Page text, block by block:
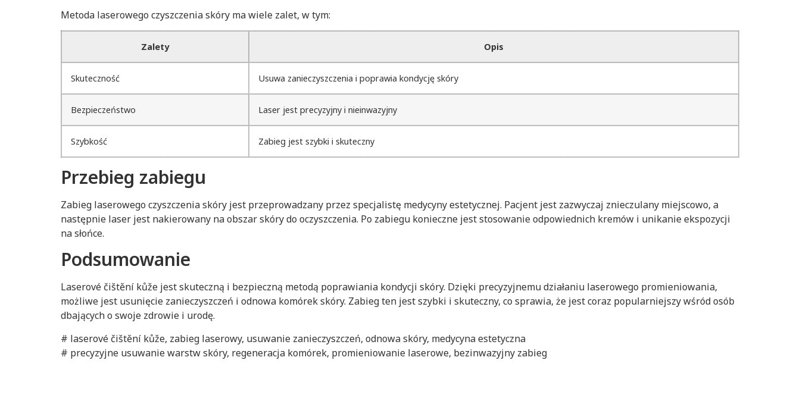
Metoda laserowego czyszczenia skóry ma wiele zalet, w tym:
Zalety Opis
Skuteczność Usuwa zanieczyszczenia i poprawia kondycję skóry
Bezpieczeństwo Laser jest precyzyjny i nieinwazyjny
Szybkość Zabieg jest szybki i skuteczny
Przebieg zabiegu
Zabieg laserowego czyszczenia skóry jest przeprowadzany przez specjalistę medycyny estetycznej. Pacjent jest zazwyczaj znieczulany miejscowo, a
następnie laser jest nakierowany na obszar skóry do oczyszczenia. Po zabiegu konieczne jest stosowanie odpowiednich kremów i unikanie ekspozycji
na słońce.
Podsumowanie
Laserové čištění kůže jest skuteczną i bezpieczną metodą poprawiania kondycji skóry. Dzięki precyzyjnemu działaniu laserowego promieniowania,
możliwe jest usunięcie zanieczyszczeń i odnowa komórek skóry. Zabieg ten jest szybki i skuteczny, co sprawia, że jest coraz popularniejszy wśród osób
dbających o swoje zdrowie i urodę.
# laserové čištění kůže, zabieg laserowy, usuwanie zanieczyszczeń, odnowa skóry, medycyna estetyczna
# precyzyjne usuwanie warstw skóry, regeneracja komórek, promieniowanie laserowe, bezinwazyjny zabieg